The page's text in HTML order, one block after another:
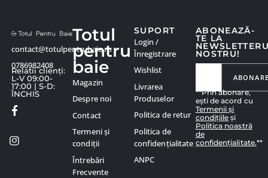
contact@totulpentrubaie.ro
0786982408
Relatii clienți:
L-V 09:00-
17:00 | S-D:
ÎNCHIS
ABONEAZĂ-
TE LA
NOSTRU!
**Prin abonare,
ești de acord cu
Termenii și
condițiile și
Politica noastră
de
confidențialitate.**
Totul
pentru
baie
Magazin
Despre noi
Contact
Termeni și
condiții
Întrebări
Frecvente
SUPORT
Login /
Înregistrare
Wishlist
Livrarea
Produselor
Politica de retur
Politica de
confidențialitate
ANPC